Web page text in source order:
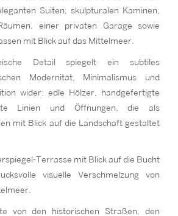
Suiten, skulpturalen Kaminen,
einer privaten Garage sowie
mit Blick auf das Mittelmeer.
Detail spiegelt ein subtiles
Modernität, Minimalismus und
wider: edle Hölzer, handgefertigte
Linien und Öffnungen, die als
mit Blick auf die Landschaft gestaltet
Terrasse mit Blick auf die Bucht
visuelle Verschmelzung von
von den historischen Straßen, den